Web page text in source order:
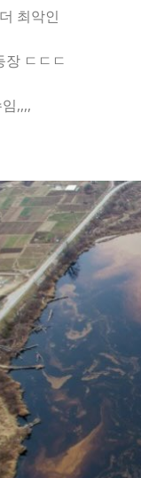
최악인
장 ㄷㄷㄷ
,,,,